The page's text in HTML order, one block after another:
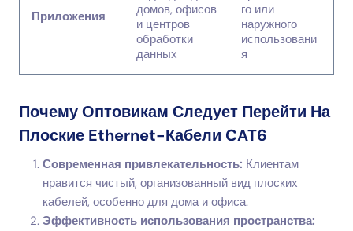
Приложения
домов, офисов
и центров
обработки
данных
го или
наружного
использовани
я
Почему Оптовикам Следует Перейти На
Плоские Ethernet-Кабели CAT6
Современная привлекательность: Клиентам
нравится чистый, организованный вид плоских
кабелей, особенно для дома и офиса.
Эффективность использования пространства: